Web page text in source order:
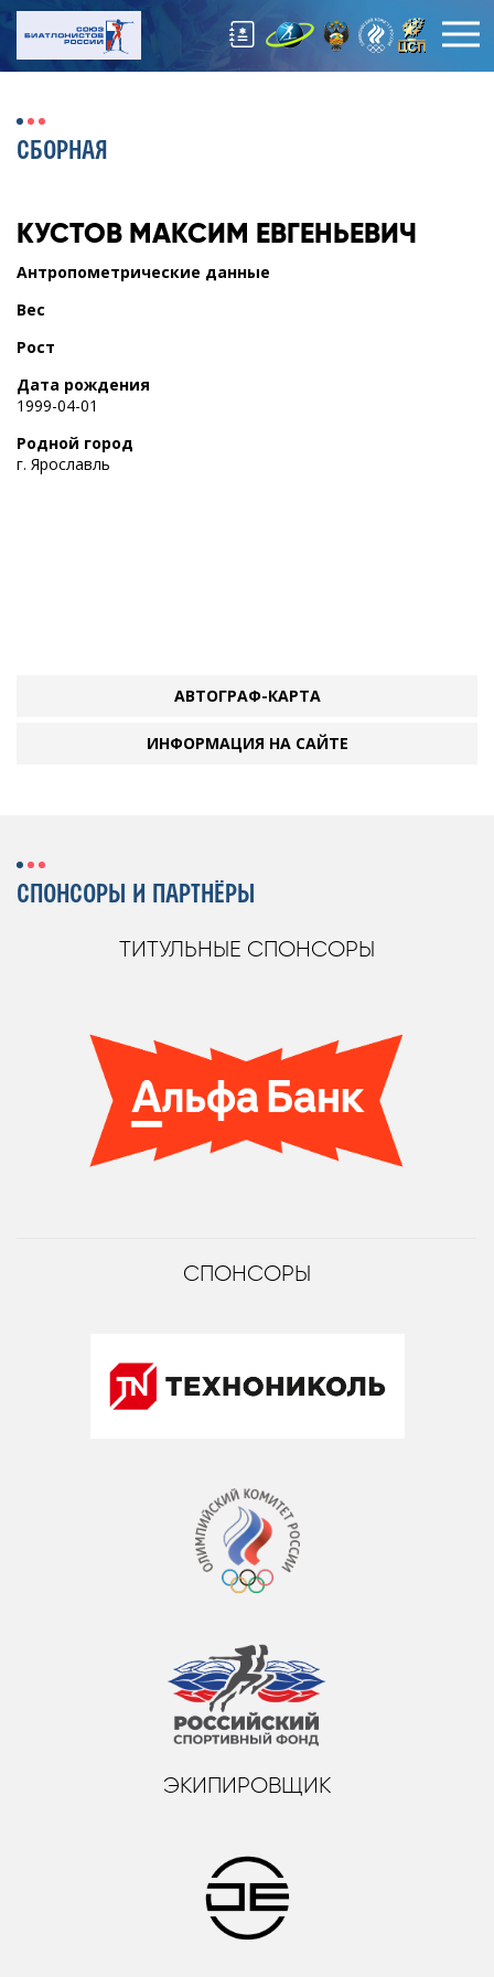
СБОРНАЯ
КУСТОВ МАКСИМ ЕВГЕНЬЕВИЧ
Антропометрические данные
Вес
Рост
Дата рождения
1999-04-01
Родной город
г. Ярославль
АВТОГРАФ-КАРТА
ИНФОРМАЦИЯ НА САЙТЕ
СПОНСОРЫ И ПАРТНЁРЫ
ТИТУЛЬНЫЕ СПОНСОРЫ
СПОНСОРЫ
ЭКИПИРОВЩИК